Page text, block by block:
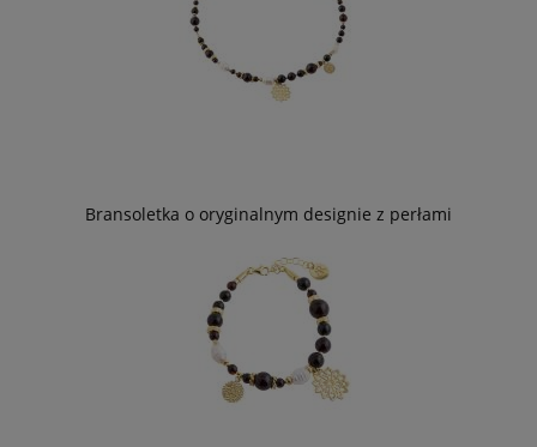
Bransoletka o oryginalnym designie z perłami